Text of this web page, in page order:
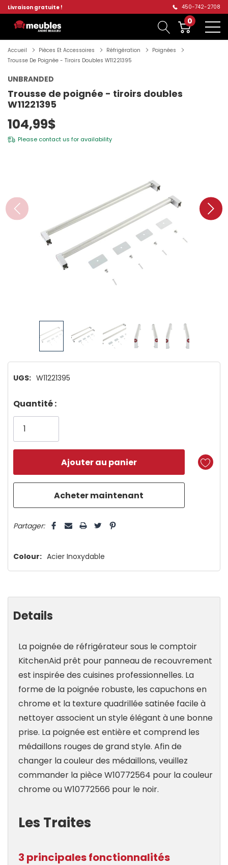
Livraison gratuite ! 450-742-2708
0
Accueil Pièces Et Accessoires Réfrigération
Poignées
Trousse De Poignée - Tiroirs Doubles W11221395
UNBRANDED
Trousse de poignée - tiroirs doubles
W11221395
104,99$
Please contact us for availability
UGS: W11221395
Dépêchez-
vous!
plus
Quantité :
Partager:
Colour: Acier Inoxydable
Details
La poignée de réfrigérateur sous le comptoir
KitchenAid prêt pour panneau de recouvrement
est inspirée des cuisines professionnelles. La
forme de la poignée robuste, les capuchons en
chrome et la texture quadrillée satinée facile à
nettoyer associent un style élégant à une bonne
prise. La poignée est entière et comprend les
médaillons rouges de grand style. Afin de
changer la couleur des médaillons, veuillez
commander la pièce W10772564 pour la couleur
chrome ou W10772566 pour le noir.
Les Traites
3 principales fonctionnalités